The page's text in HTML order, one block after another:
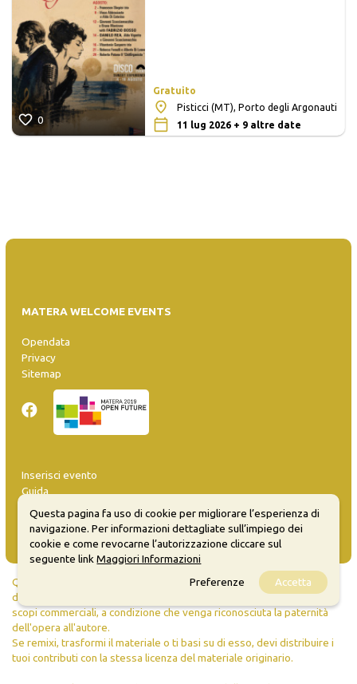
0
Gratuito
Pisticci (MT), Porto degli Argonauti
11 lug 2026 + 9 altre date
MATERA WELCOME EVENTS
Opendata
Privacy
Sitemap
Inserisci evento
Guida
FAQ
info@materaevents.it
Quanto realizzato è sottoposto a licenza CC-BY-SA che permette di
distribuire, modificare, creare opere derivate dall'originale, anche a
scopi commerciali, a condizione che venga riconosciuta la paternità
dell'opera all'autore.
Se remixi, trasformi il materiale o ti basi su di esso, devi distribuire i
tuoi contributi con la stessa licenza del materiale originario.
Questa pagina fa uso di cookie per migliorare l’esperienza di
navigazione. Per informazioni dettagliate sull’impiego dei
cookie e come revocarne l’autorizzazione cliccare sul
seguente linkMaggiori Informazioni
Preferenze
Accetta